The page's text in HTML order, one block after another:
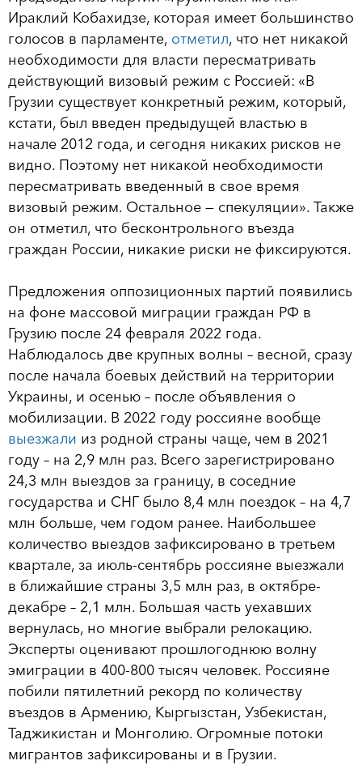
Ираклий Кобахидзе, которая имеет большинство
голосов в парламенте, отметил, что нет никакой
необходимости для власти пересматривать
действующий визовый режим с Россией: «В
Грузии существует конкретный режим, который,
кстати, был введен предыдущей властью в
начале 2012 года, и сегодня никаких рисков не
видно. Поэтому нет никакой необходимости
пересматривать введенный в свое время
визовый режим. Остальное — спекуляции». Также
он отметил, что бесконтрольного въезда
граждан России, никакие риски не фиксируются.
Предложения оппозиционных партий появились
на фоне массовой миграции граждан РФ в
Грузию после 24 февраля 2022 года.
Наблюдалось две крупных волны – весной, сразу
после начала боевых действий на территории
Украины, и осенью – после объявления о
мобилизации. В 2022 году россияне вообще
выезжали из родной страны чаще, чем в 2021
году – на 2,9 млн раз. Всего зарегистрировано
24,3 млн выездов за границу, в соседние
государства и СНГ было 8,4 млн поездок – на 4,7
млн больше, чем годом ранее. Наибольшее
количество выездов зафиксировано в третьем
квартале, за июль-сентябрь россияне выезжали
в ближайшие страны 3,5 млн раз, в октябре-
декабре – 2,1 млн. Большая часть уехавших
вернулась, но многие выбрали релокацию.
Эксперты оценивают прошлогоднюю волну
эмиграции в 400-800 тысяч человек. Россияне
побили пятилетний рекорд по количеству
въездов в Армению, Кыргызстан, Узбекистан,
Таджикистан и Монголию. Огромные потоки
мигрантов зафиксированы и в Грузии.